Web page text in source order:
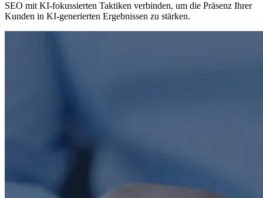
SEO mit KI-fokussierten Taktiken verbinden, um die Präsenz Ihrer
Kunden in KI-generierten Ergebnissen zu stärken.